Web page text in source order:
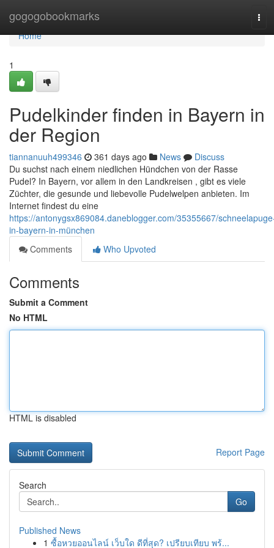
gogogobookmarks
Home
Home
1
Pudelkinder finden in Bayern in
der Region
tiannanuuh499346 361 days ago News
Discuss
Du suchst nach einem niedlichen Hündchen von der Rasse
Pudel? In Bayern, vor allem in den Landkreisen , gibt es viele
Züchter, die gesunde und liebevolle Pudelwelpen anbieten. Im
Internet findest du eine
https://antonygsx869084.daneblogger.com/35355667/
in-bayern-in-münchen
Comments
Who Upvoted
Comments
Submit a Comment
No HTML
HTML is disabled
Report Page
Search
Go
Published News
1 ซื้อหวยออนไลน์ เว็บใด ดีที่สุด? เปรียบเทียบ พร้...